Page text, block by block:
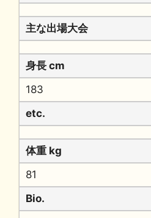
主な出場大会
身長 cm
183
etc.
体重 kg
81
Bio.